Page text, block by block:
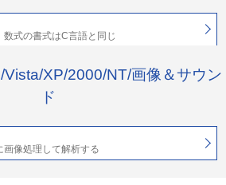
式の書式はC言語と同じ
XP/2000/NT/画像＆サウン
ド
像処理して解析する